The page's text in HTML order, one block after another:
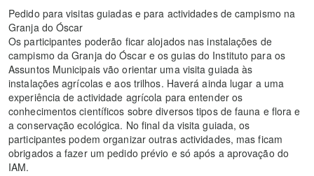
Pedido para visitas guiadas e para actividades de campismo na
Granja do Óscar
Os participantes poderão ficar alojados nas instalações de
campismo da Granja do Óscar e os guias do Instituto para os
Assuntos Municipais vão orientar uma visita guiada às
instalações agrícolas e aos trilhos. Haverá ainda lugar a uma
experiência de actividade agrícola para entender os
conhecimentos científicos sobre diversos tipos de fauna e flora e
a conservação ecológica. No final da visita guiada, os
participantes podem organizar outras actividades, mas ficam
obrigados a fazer um pedido prévio e só após a aprovação do
IAM.